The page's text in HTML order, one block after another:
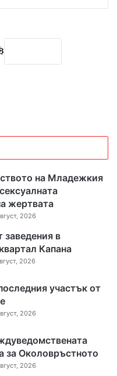
на Младежкия
жертвата
2026
заведения в
Капана
2026
участък от
2026
за Околовръстното
2026